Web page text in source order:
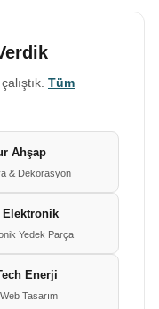
Tüm
Ahşap
& Dekorasyon
Elektronik
Yedek Parça
Enerji
Tasarım